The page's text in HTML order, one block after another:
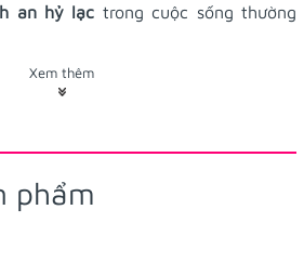
an hỷ lạc trong cuộc sống thường
dệt hình những bé mèo may mắn
yushou có dây dài, thích hợp cho
nhé!
Xem thêm
phẩm